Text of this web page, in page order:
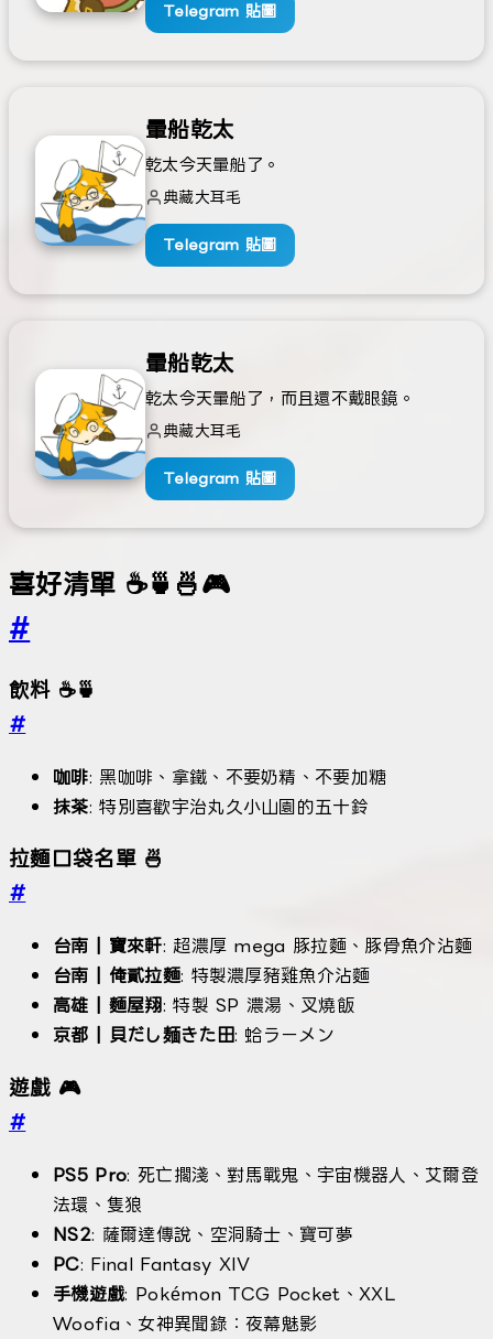
Telegram 貼圖
暈船乾太
乾太今天暈船了。
典藏大耳毛
Telegram 貼圖
暈船乾太
乾太今天暈船了，而且還不戴眼鏡。
典藏大耳毛
Telegram 貼圖
喜好清單 ☕🍵🍜🎮
#
飲料 ☕🍵
#
咖啡: 黑咖啡、拿鐵、不要奶精、不要加糖
抹茶: 特別喜歡宇治丸久小山園的五十鈴
拉麵口袋名單 🍜
#
台南 | 寶來軒: 超濃厚 mega 豚拉麵、豚骨魚介沾麵
台南 | 俺貳拉麵: 特製濃厚豬雞魚介沾麵
高雄 | 麵屋翔: 特製 SP 濃湯、叉燒飯
京都 | 貝だし麺きた田: 蛤ラーメン
遊戲 🎮
#
PS5 Pro: 死亡擱淺、對馬戰鬼、宇宙機器人、艾爾登
法環、隻狼
NS2: 薩爾達傳說、空洞騎士、寶可夢
PC: Final Fantasy XIV
手機遊戲: Pokémon TCG Pocket、XXL
Woofia、女神異聞錄：夜幕魅影